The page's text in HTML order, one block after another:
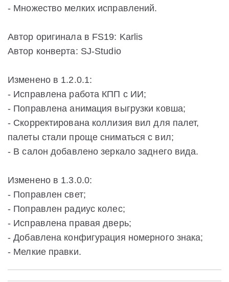
- Множество мелких исправлений.
Автор оригинала в FS19: Karlis
Автор конверта: SJ-Studio
Изменено в 1.2.0.1:
- Исправлена работа КПП с ИИ;
- Поправлена анимация выгрузки ковша;
- Скорректирована коллизия вил для палет,
палеты стали проще сниматься с вил;
- В салон добавлено зеркало заднего вида.
Изменено в 1.3.0.0:
- Поправлен свет;
- Поправлен радиус колес;
- Исправлена правая дверь;
- Добавлена конфигурация номерного знака;
- Мелкие правки.